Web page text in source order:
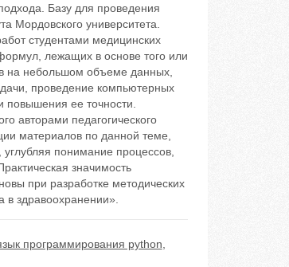
Базу для проведения
Мордовского университета.
студентами медицинских
лежащих в основе того или
на небольшом объеме данных,
проведение компьютерных
повышения ее точности.
авторами педагогического
материалов по данной теме,
понимание процессов,
значимость
при разработке методических
в здравоохранении».
программирования python